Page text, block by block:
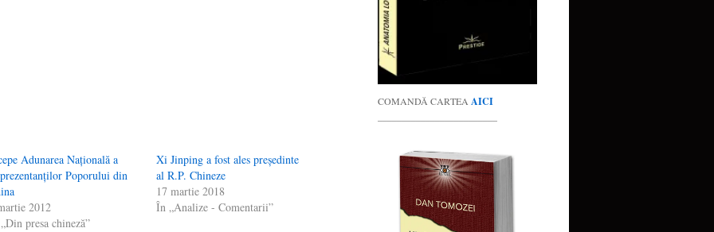
Adunarea Naţională a
Poporului din
2012
presa chineză”
Xi Jinping a fost ales președinte
al R.P. Chineze
17 martie 2018
În „Analize - Comentarii”
COMANDĂ CARTEA AICI